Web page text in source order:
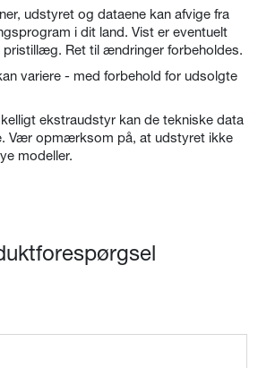
udstyret og dataene kan afvige fra
i dit land. Vist er eventuelt
Ret til ændringer forbeholdes.
variere - med forbehold for udsolgte
ekstraudstyr kan de tekniske data
Vær opmærksom på, at udstyret ikke
modeller.